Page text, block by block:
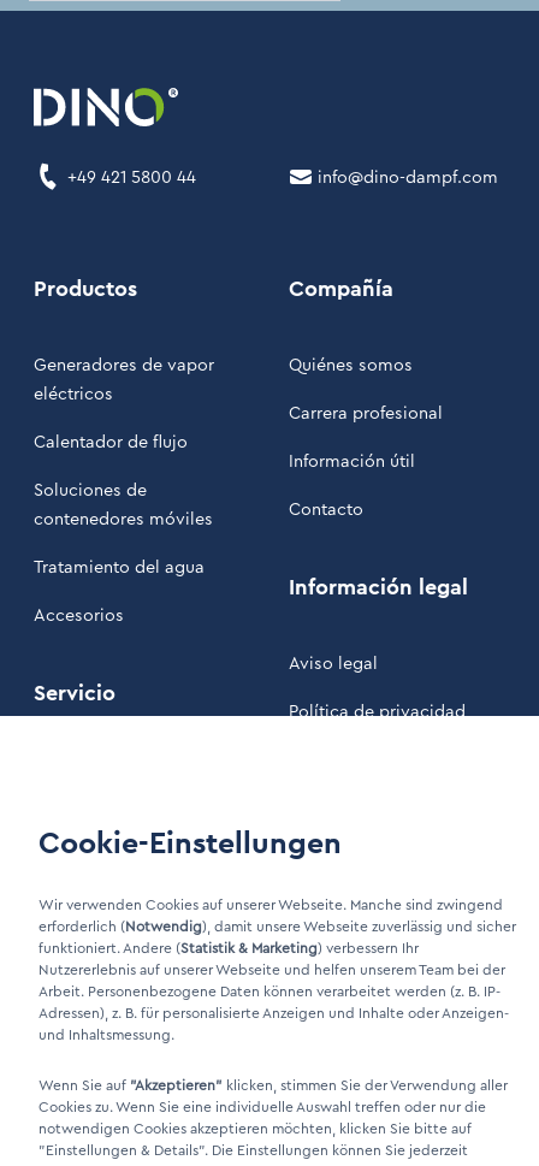
+49 421 5800 44 info@dino-dampf.com
Productos
Generadores de vapor
eléctricos
Calentador de flujo
Soluciones de
contenedores móviles
Tratamiento del agua
Accesorios
Servicio
Compañía
Quiénes somos
Carrera profesional
Información útil
Contacto
Información legal
Aviso legal
Política de privacidad
LinkIn Link
Xing Link
Cookie-Einstellungen
Wir verwenden Cookies auf unserer Webseite. Manche sind zwingend
erforderlich (Notwendig), damit unsere Webseite zuverlässig und sicher
funktioniert. Andere (Statistik & Marketing) verbessern Ihr
Nutzererlebnis auf unserer Webseite und helfen unserem Team bei der
Arbeit. Personenbezogene Daten können verarbeitet werden (z. B. IP-
Adressen), z. B. für personalisierte Anzeigen und Inhalte oder Anzeigen-
und Inhaltsmessung.
Wenn Sie auf "Akzeptieren" klicken, stimmen Sie der Verwendung aller
Cookies zu. Wenn Sie eine individuelle Auswahl treffen oder nur die
notwendigen Cookies akzeptieren möchten, klicken Sie bitte auf
"Einstellungen & Details". Die Einstellungen können Sie jederzeit